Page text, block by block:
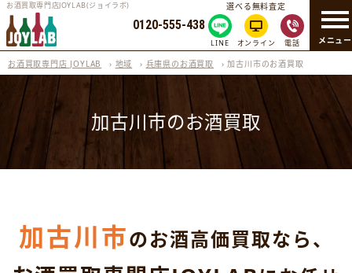
メニュー
お酒買取専門店JOYLAB(ジョイラボ)
0120-555-438
選べる無料査定
LINE オンライン 電話
お酒買取専門店 JOYLAB › 地域 › 兵庫県のお酒買取 ›加古川市のお酒買取
加古川市のお酒買取
加古川市のお酒高価買取なら、